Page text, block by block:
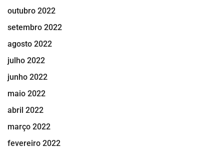
outubro 2022
setembro 2022
agosto 2022
julho 2022
junho 2022
maio 2022
abril 2022
março 2022
fevereiro 2022